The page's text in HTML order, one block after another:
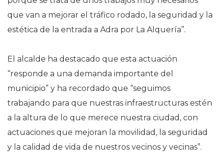
que van a mejorar el tráfico rodado, la seguridad y la
estética de la entrada a Adra por La Alquería”.
El alcalde ha destacado que esta actuación
“responde a una demanda importante del
municipio” y ha recordado que “seguimos
trabajando para que nuestras infraestructuras estén
a la altura de lo que merece nuestra ciudad, con
actuaciones que mejoran la movilidad, la seguridad
y la calidad de vida de nuestros vecinos y vecinas”.